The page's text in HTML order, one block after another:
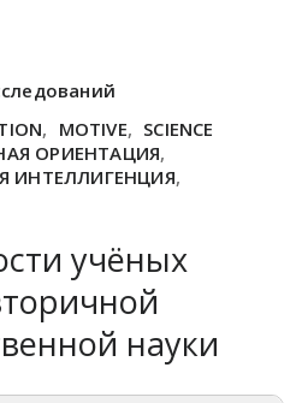
, MOTIVE, SCIENCE
ОРИЕНТАЦИЯ,
ИНТЕЛЛИГЕНЦИЯ,
учёных
науки